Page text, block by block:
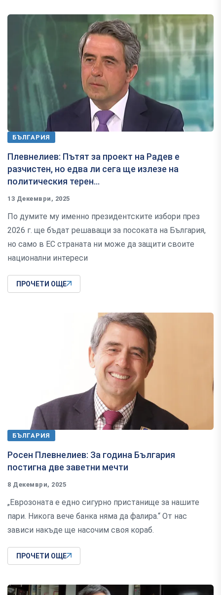
БЪЛГАРИЯ
Плевнелиев: Пътят за проект на Радев е
разчистен, но едва ли сега ще излезе на
политическия терен...
13 Декември, 2025
По думите му именно президентските избори през
2026 г. ще бъдат решаващи за посоката на България,
но само в ЕС страната ни може да защити своите
национални интереси
ПРОЧЕТИ ОЩЕ
БЪЛГАРИЯ
Росен Плевнелиев: За година България
постигна две заветни мечти
8 Декември, 2025
„Еврозоната е едно сигурно пристанище за нашите
пари. Никога вече банка няма да фалира.“ От нас
зависи накъде ще насочим своя кораб.
ПРОЧЕТИ ОЩЕ